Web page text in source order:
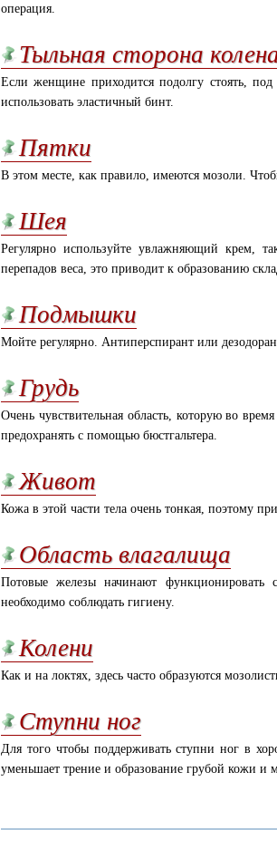
операция.
Тыльная сторона
Если женщине приходится подолгу стоять,
использовать эластичный бинт.
Пятки
В этом месте, как правило, имеются мозоли.
Шея
Регулярно используйте увлажняющий крем,
перепадов веса, это приводит к образованию
Подмышки
Мойте регулярно. Антиперспирант или
Грудь
Очень чувствительная область, которую во
предохранять с помощью бюстгальтера.
Живот
Кожа в этой части тела очень тонкая, поэтому
Область влагалища
Потовые железы начинают функционировать
необходимо соблюдать гигиену.
Колени
Как и на локтях, здесь часто образуются
Ступни ног
Для того чтобы поддерживать ступни ног в
уменьшает трение и образование грубой кожи и